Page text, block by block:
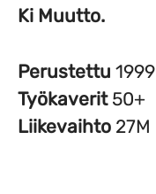
Ki Muutto.
Perustettu 1999
Työkaverit 50+
Liikevaihto 27M